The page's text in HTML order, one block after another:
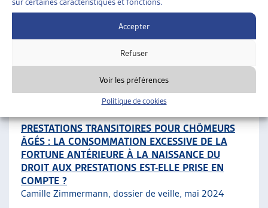
Accepter
Refuser
Voir les préférences
Politique de cookies
Paola Stanić, dossier de veille, avril 2024
ASSURANCES SOCIALES» PRESTATIONS
POUR CHÔMEURS ÂGÉES (LPTRA)
PRESTATIONS TRANSITOIRES POUR CHÔMEURS
ÂGÉS : LA CONSOMMATION EXCESSIVE DE LA
FORTUNE ANTÉRIEURE À LA NAISSANCE DU
DROIT AUX PRESTATIONS EST-ELLE PRISE EN
COMPTE ?
Camille Zimmermann, dossier de veille, mai 2024